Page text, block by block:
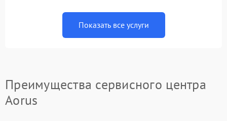
Показать все услуги
Преимущества сервисного центра
Aorus